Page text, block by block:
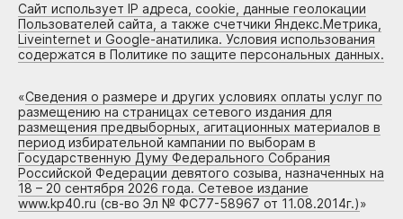
Сайт использует IP адреса, cookie, данные геолокации
Пользователей сайта, а также счетчики Яндекс.Метрика,
Liveinternet и Google-анатилика. Условия использования
содержатся в Политике по защите персональных данных.
«Сведения о размере и других условиях оплаты услуг по
размещению на страницах сетевого издания для
размещения предвыборных, агитационных материалов в
период избирательной кампании по выборам в
Государственную Думу Федерального Собрания
Российской Федерации девятого созыва, назначенных на
18 – 20 сентября 2026 года. Сетевое издание
www.kp40.ru (св-во Эл № ФС77-58967 от 11.08.2014г.)»